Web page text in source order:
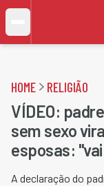
HOME RELIGIÃO
VÍDEO:
sem sexo
esposas:
A declaração do